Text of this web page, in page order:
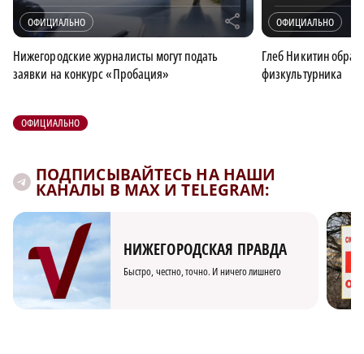
ОФИЦИАЛЬНО r
Нижегородские журналисты могут подать
заявки на конкурс «Пробация»
ОФИЦИАЛЬНО
Глеб Никитин
физкультурника
ОФИЦИАЛЬНО
ПОДПИСЫВАЙТЕСЬ НА НАШИ
КАНАЛЫ В MAX И TELEGRAM:
НИЖЕГОРОДСКАЯ ПРАВДА
Быстро, честно, точно. И ничего лишнего